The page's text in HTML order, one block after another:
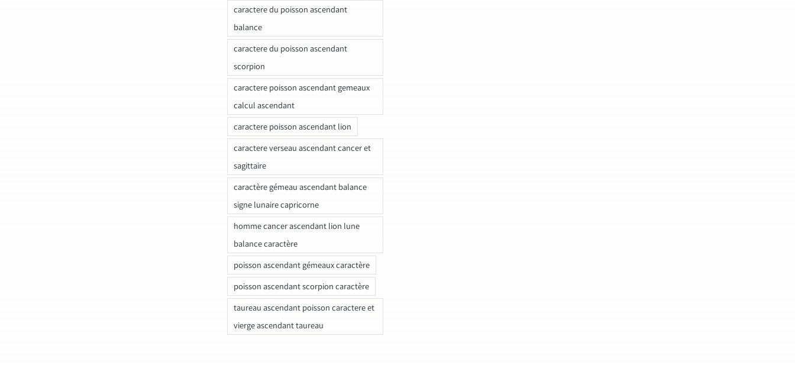
caractere du poisson ascendant
balance
caractere du poisson ascendant
scorpion
caractere poisson ascendant gemeaux
calcul ascendant
caractere poisson ascendant lion
caractere verseau ascendant cancer et
sagittaire
caractère gémeau ascendant balance
signe lunaire capricorne
homme cancer ascendant lion lune
balance caractère
poisson ascendant gémeaux caractère
poisson ascendant scorpion caractère
taureau ascendant poisson caractere et
vierge ascendant taureau